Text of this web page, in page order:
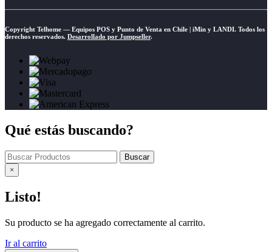
Copyright Telhome — Equipos POS y Punto de Venta en Chile | iMin y LANDI. Todos los
derechos reservados. Desarrollado por Jumpseller.
Qué estás buscando?
Buscar
×
Listo!
Su producto se ha agregado correctamente al carrito.
Ir al carrito